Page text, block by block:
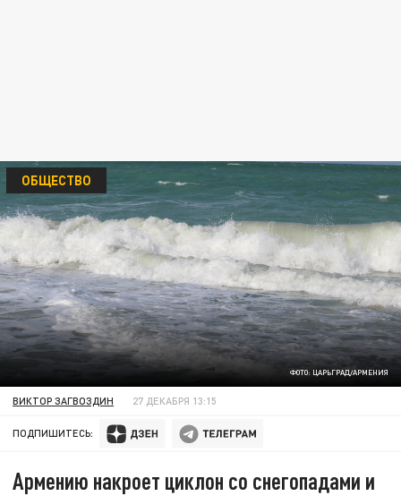
ФОТО: ЦАРЬГРАД/АРМЕНИЯ
ОБЩЕСТВО
ВИКТОР ЗАГВОЗДИН 27 ДЕКАБРЯ 13:15
ПОДПИШИТЕСЬ:
Армению накроет циклон со снегопадами и